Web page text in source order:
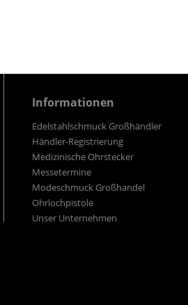
Informationen
Edelstahlschmuck Großhändler
Händler-Registrierung
Medizinische Ohrstecker
Messetermine
Modeschmuck Großhandel
Ohrlochpistole
Unser Unternehmen